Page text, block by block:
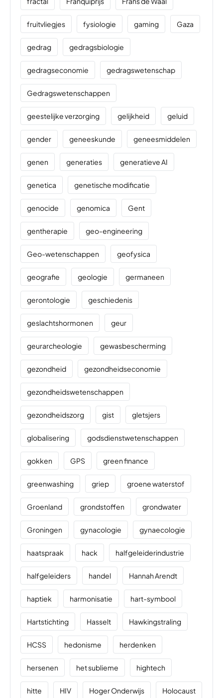
fruitvliegjes fysiologie gaming Gaza
gedrag gedragsbiologie
gedragseconomie gedragswetenschap
Gedragswetenschappen
geestelijke verzorging gelijkheid geluid
gender geneeskunde geneesmiddelen
genen generaties generatieve AI
genetica genetische modificatie
genocide genomica Gent
gentherapie geo-engineering
Geo-wetenschappen geofysica
geografie geologie germaneen
gerontologie geschiedenis
geslachtshormonen geur
geurarcheologie gewasbescherming
gezondheid gezondheidseconomie
gezondheidswetenschappen
gezondheidszorg gist gletsjers
globalisering godsdienstwetenschappen
gokken GPS green finance
greenwashing griep groene waterstof
Groenland grondstoffen grondwater
Groningen gynacologie gynaecologie
haatspraak hack halfgeleiderindustrie
halfgeleiders handel Hannah Arendt
haptiek harmonisatie hart-symbool
Hartstichting Hasselt Hawkingstraling
HCSS hedonisme herdenken
hersenen het sublieme hightech
hitte HIV Hoger Onderwijs Holocaust